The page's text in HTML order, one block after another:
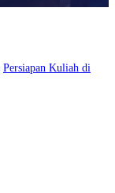
Persiapan Kuliah di